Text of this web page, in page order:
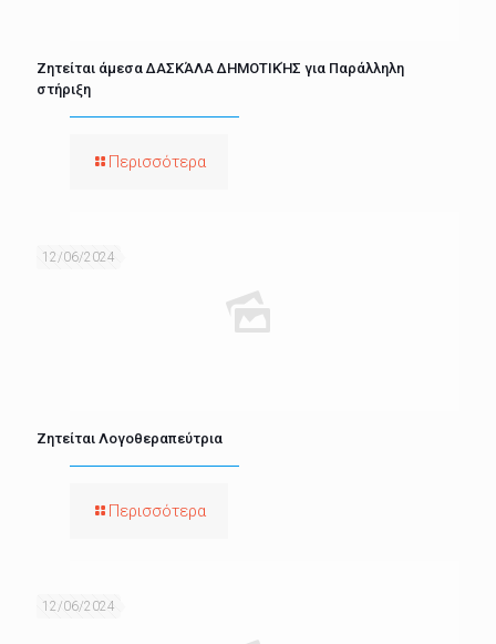
Ζητείται άμεσα ΔΑΣΚΆΛΑ ΔΗΜΟΤΙΚΉΣ για Παράλληλη
στήριξη
Περισσότερα
12/06/2024
Ζητείται Λογοθεραπεύτρια
Περισσότερα
12/06/2024